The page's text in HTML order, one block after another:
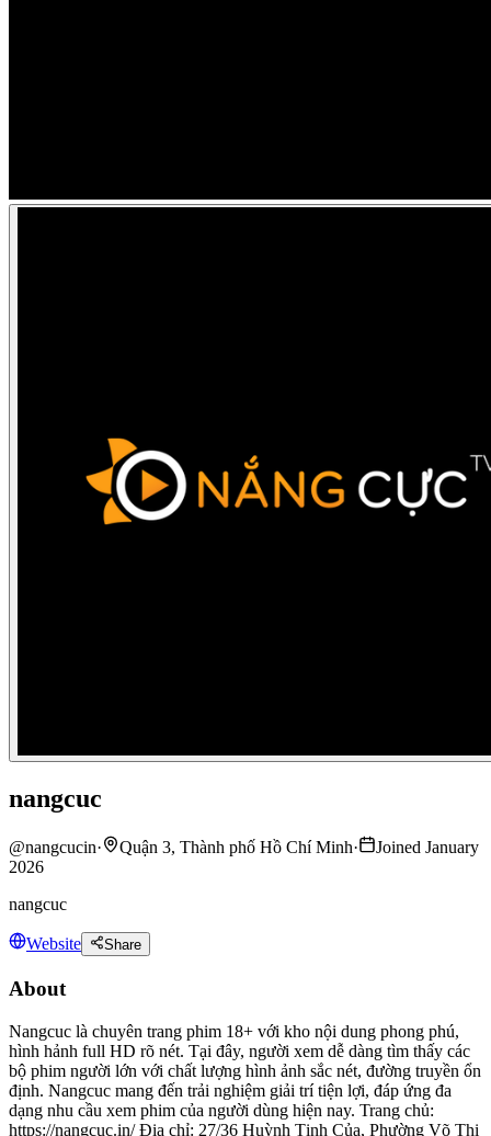
nangcuc
@nangcucin· Quận 3, Thành phố Hồ Chí Minh·
Joined January
2026
nangcuc
Website Share
About
Nangcuc là chuyên trang phim 18+ với kho nội dung phong phú,
hình hảnh full HD rõ nét. Tại đây, người xem dễ dàng tìm thấy các
bộ phim người lớn với chất lượng hình ảnh sắc nét, đường truyền ổn
định. Nangcuc mang đến trải nghiệm giải trí tiện lợi, đáp ứng đa
dạng nhu cầu xem phim của người dùng hiện nay. Trang chủ:
https://nangcuc.in/ Địa chỉ: 27/36 Huỳnh Tịnh Của, Phường Võ Thị